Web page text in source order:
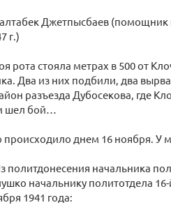
Джетпысбаев (помощник
г.)
рота стояла метрах в 500 от
Два из них подбили, два
разъезда Дубосекова, где
шел бой…
происходило днем 16 ноября. У
политдонесения начальника
начальнику политотдела
1941 года: